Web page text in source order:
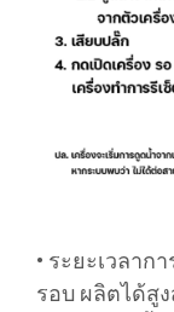
• ระยะเวลาก
รอบ ผลิตได้สู